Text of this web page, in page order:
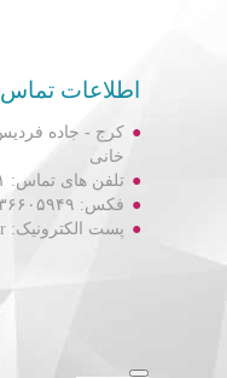
اطلاعات تماس
خانی
تلفن های تماس: ۳۶۶۰۰۰۹۱-۰۲۶ - ۳۶۶۰۲۷۴۰-۰۲۶
فکس: ۳۶۶۰۵۹۴۹-۰۲۶
پست الکترونیک: info@karajhood.ir